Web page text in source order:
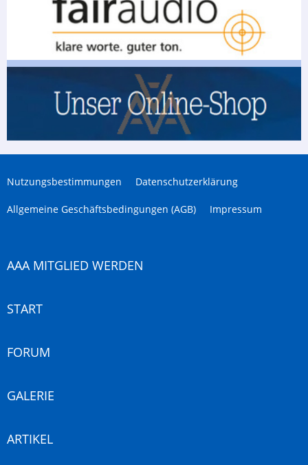
Nutzungsbestimmungen Datenschutzerklärung
Allgemeine Geschäftsbedingungen (AGB) Impressum
AAA MITGLIED WERDEN
START
FORUM
GALERIE
ARTIKEL